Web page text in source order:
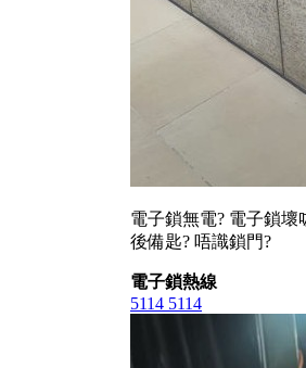
電子鎖無電? 電子鎖壞
後備匙? 唔識鎖門?
電子鎖熱線
5114 5114